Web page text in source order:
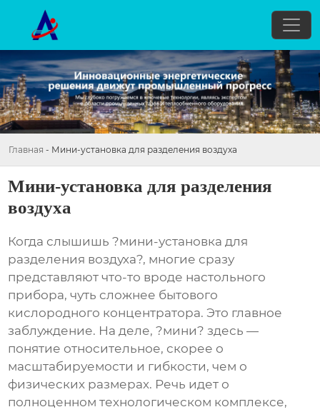
Главная - Мини-установка для разделения воздуха
Мини-установка для разделения
воздуха
Когда слышишь ?мини-установка для
разделения воздуха?, многие сразу
представляют что-то вроде настольного
прибора, чуть сложнее бытового
кислородного концентратора. Это главное
заблуждение. На деле, ?мини? здесь —
понятие относительное, скорее о
масштабируемости и гибкости, чем о
физических размерах. Речь идет о
полноценном технологическом комплексе,